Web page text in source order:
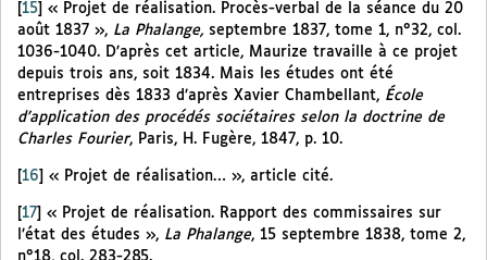
15
« Projet de réalisation. Procès-verbal de la séance du 20
août 1837 », La Phalange, septembre 1837, tome 1, n°32, col.
1036-1040. D’après cet article, Maurize travaille à ce projet
depuis trois ans, soit 1834. Mais les études ont été
entreprises dès 1833 d’après Xavier Chambellant, École
d’application des procédés sociétaires selon la doctrine de
Charles Fourier, Paris, H. Fugère, 1847, p. 10.
16 « Projet de réalisation… », article cité.
[17] « Projet de réalisation. Rapport des commissaires sur
l’état des études », La Phalange, 15 septembre 1838, tome 2,
n°18, col. 283-285.